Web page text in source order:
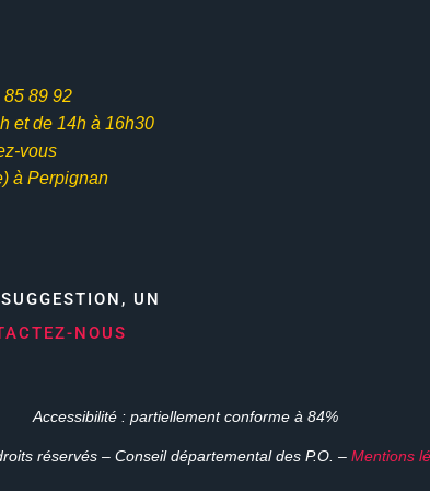
89 92
etde 14h à 16h30
vous
à Perpignan
UN
NOUS
Accessibilité : partiellement conforme à 84%
réservés – Conseil départemental des P.O. – Mentions